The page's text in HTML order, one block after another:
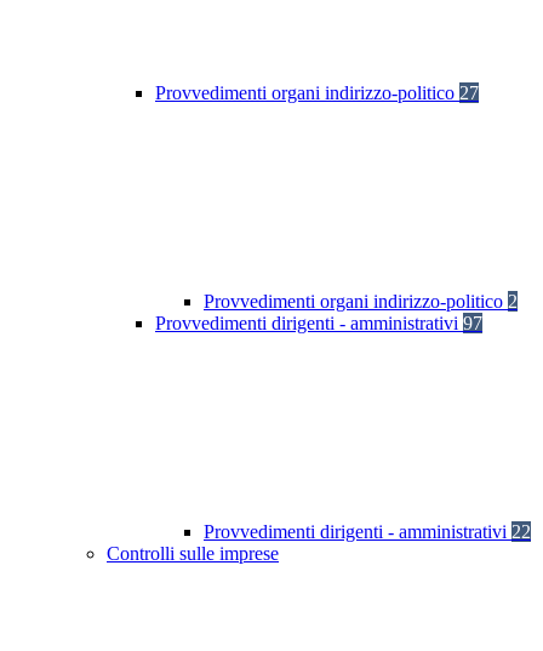
Provvedimenti organi indirizzo-politico 27
Provvedimenti organi indirizzo-politico 2
Provvedimenti dirigenti - amministrativi 97
Provvedimenti dirigenti - amministrativi 22
Controlli sulle imprese